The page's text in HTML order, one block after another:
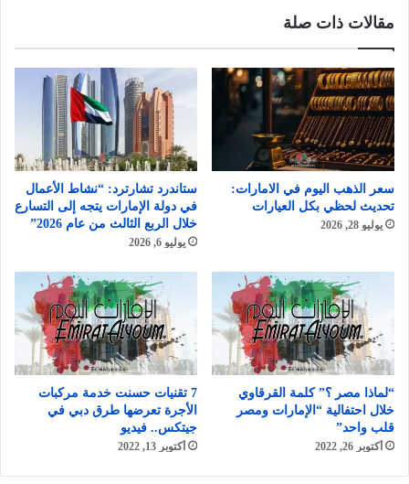
مقالات ذات صلة
سعر الذهب اليوم في الامارات:
تحديث لحظي بكل العيارات
يوليو 28, 2026
ستاندرد تشارترد: “نشاط الأعمال
في دولة الإمارات يتجه إلى التسارع
خلال الربع الثالث من عام 2026”
يوليو 6, 2026
“لماذا مصر ؟” كلمة القرقاوي
خلال احتفالية “الإمارات ومصر
قلب واحد”
أكتوبر 26, 2022
7 تقنيات حسنت خدمة مركبات
الأجرة تعرضها طرق دبي في
جيتكس.. فيديو
أكتوبر 13, 2022